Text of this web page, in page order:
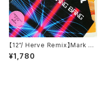
【12”/ Herve Remix】Mark Ro
nson & The Business Intl /
Bang Bang Bang (Columbi
¥1,780